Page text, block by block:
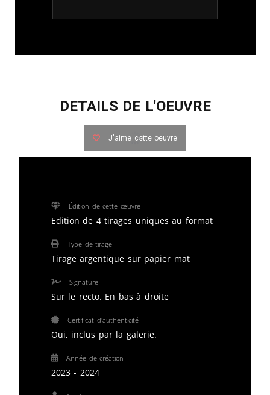
DETAILS DE L'OEUVRE
J'aime cette oeuvre
Édition de cette œuvre
Edition de 4 tirages uniques au format
Type de tirage
Tirage argentique sur papier mat
Signature
Sur le recto. En bas à droite
Certificat d'authenticité
Oui, inclus par la galerie.
Année de création
2023 - 2024